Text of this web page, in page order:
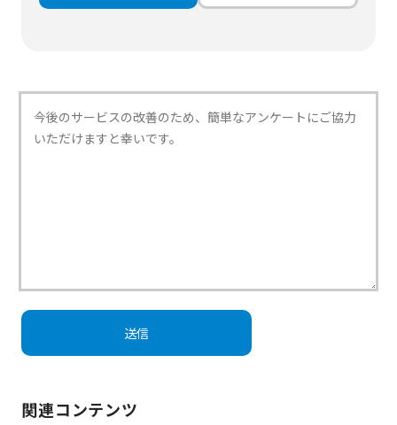
関連コンテンツ